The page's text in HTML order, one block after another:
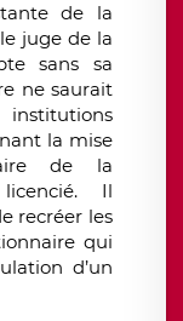
de la
juge de la
sans sa
ne saurait
la mise
de la
Il
recréer les
qui
d’un